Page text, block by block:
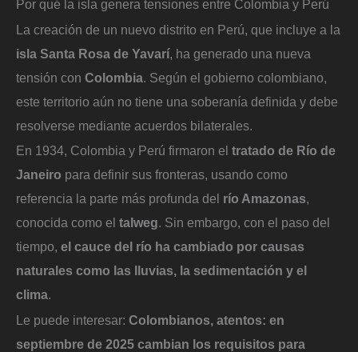
Por qué la isla genera tensiones entre Colombia y Perú
La creación de un nuevo distrito en Perú, que incluye a la
isla Santa Rosa de Yavarí, ha generado una nueva
tensión con Colombia. Según el gobierno colombiano,
este territorio aún no tiene una soberanía definida y debe
resolverse mediante acuerdos bilaterales.
En 1934, Colombia y Perú firmaron el tratado de Río de
Janeiro para definir sus fronteras, usando como
referencia la parte más profunda del río Amazonas,
conocida como el talweg. Sin embargo, con el paso del
tiempo, el cauce del río ha cambiado por causas
naturales como las lluvias, la sedimentación y el
clima.
Le puede interesar: Colombianos, atentos: en
septiembre de 2025 cambian los requisitos para